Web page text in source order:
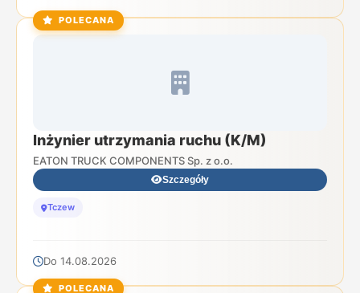
POLECANA
Inżynier utrzymania ruchu (K/M)
EATON TRUCK COMPONENTS Sp. z o.o.
Szczegóły
Tczew
Do 14.08.2026
POLECANA